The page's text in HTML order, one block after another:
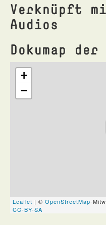
Verknüpft
Audios
Dokumap